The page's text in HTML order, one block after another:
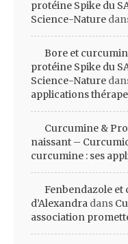
protéine Spike du
Science-Nature
Bore et
protéine Spike du
Science-Nature
applications
Curcumine &
naissant –
curcumine : ses
Fenbendazole et
d’Alexandra dans
association